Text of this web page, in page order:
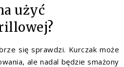
użyć
się sprawdzi. Kurczak może
ale nadal będzie smażony